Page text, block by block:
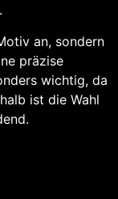
an, sondern
präzise
wichtig, da
ist die Wahl